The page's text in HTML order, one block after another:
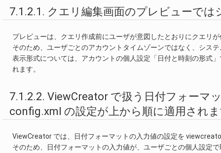
7.1.2.1. クエリ編集画面のプレビューで
プレビューは、クエリ作成前にユーザが意図したとおりにクエリ
そのため、ユーザごとのアカウントタイムゾーンではなく、シス
表示形式については、アカウントの個人設定「日付と時刻の形式
れます。
7.1.2.2. ViewCreator で扱う日付フォーマ
config.xml の設定が上から順に適用され
ViewCreator では、日付フォーマットの入力値の設定を
そのため、日付フォーマットの入力値が、ユーザごとの個人設定